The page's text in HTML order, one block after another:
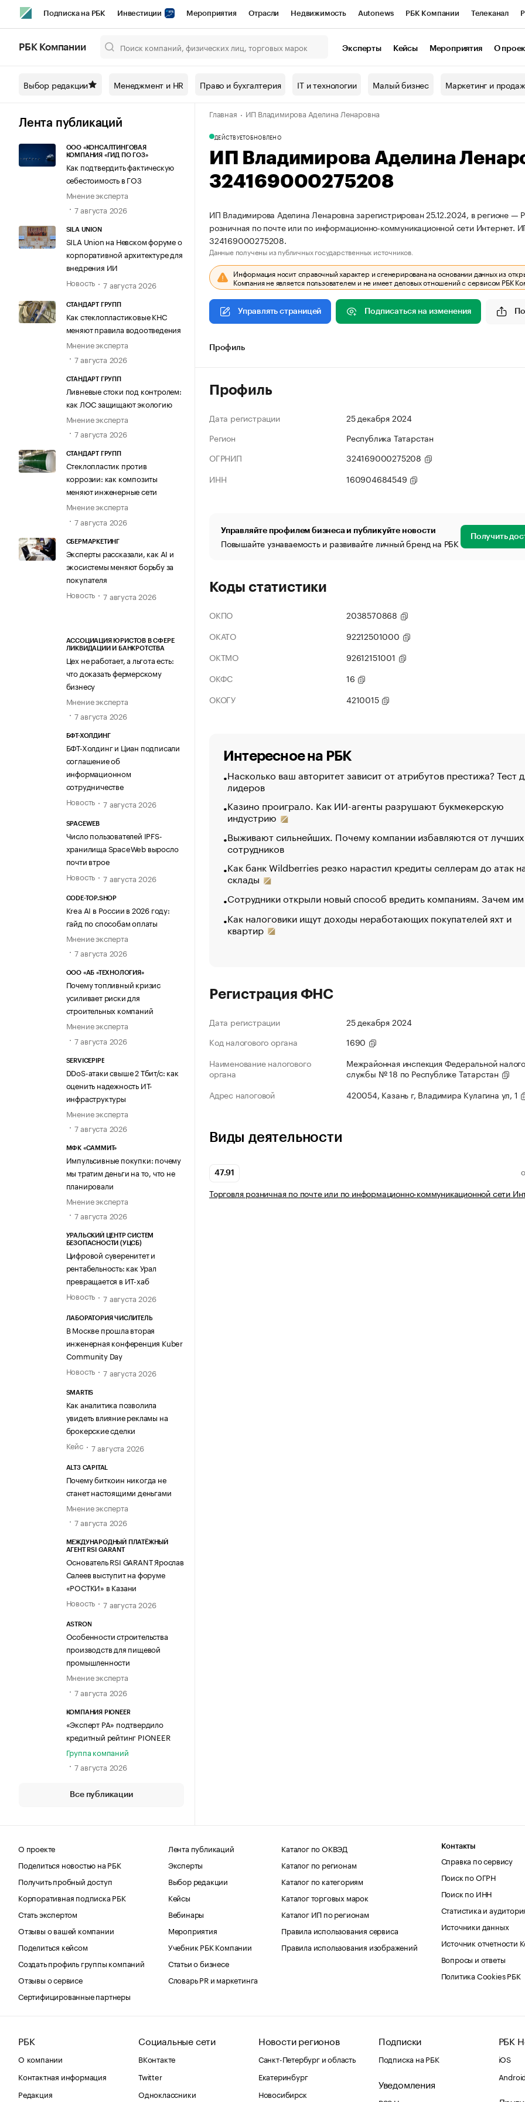
Подписка на РБК Инвестиции Мероприятия Отрасли Недвижимость Autonews РБК Компании Телеканал
Спецпроекты СПб Конференции СПб Спецпроекты Проверка контрагентов
Технологии и медиа Рынок наличной валюты
РБК Компании Эксперты Кейсы Мероприятия О
Выбор редакции Менеджмент и HR Право и бухгалтерия IT и технологии Малый бизнес Маркетинг и
Лента публикаций
ООО «КОНСАЛТИНГОВАЯ
КОМПАНИЯ «ГИД ПО ГОЗ»
Как подтвердить фактическую
себестоимость в ГОЗ
Мнение эксперта
7 августа 2026
SILA UNION
SILA Union на Невском форуме о
корпоративной архитектуре для
внедрения ИИ
Новость
7 августа 2026
СТАНДАРТ ГРУПП
Как стеклопластиковые КНС
меняют правила водоотведения
Мнение эксперта
7 августа 2026
СТАНДАРТ ГРУПП
Ливневые стоки под контролем:
как ЛОС защищают экологию
Мнение эксперта
7 августа 2026
СТАНДАРТ ГРУПП
Стеклопластик против
коррозии: как композиты
меняют инженерные сети
Мнение эксперта
7 августа 2026
СБЕРМАРКЕТИНГ
Эксперты рассказали, как AI и
экосистемы меняют борьбу за
покупателя
Новость
7 августа 2026
АССОЦИАЦИЯ ЮРИСТОВ В СФЕРЕ
ЛИКВИДАЦИИ И БАНКРОТСТВА
Цех не работает, а льгота есть:
что доказать фермерскому
бизнесу
Мнение эксперта
7 августа 2026
БФТ-ХОЛДИНГ
БФТ-Холдинг и Циан подписали
соглашение об
информационном
сотрудничестве
Новость
7 августа 2026
SPACEWEB
Число пользователей IPFS-
хранилища SpaceWeb выросло
почти втрое
Новость
7 августа 2026
CODE-TOP.SHOP
Krea AI в России в 2026 году:
гайд по способам оплаты
Мнение эксперта
7 августа 2026
ООО «АБ «ТЕХНОЛОГИЯ»
Почему топливный кризис
усиливает риски для
строительных компаний
Мнение эксперта
7 августа 2026
SERVICEPIPE
DDoS-атаки свыше 2 Тбит/с: как
оценить надежность ИТ-
инфраструктуры
Мнение эксперта
7 августа 2026
МФК «САММИТ»
Импульсивные покупки: почему
мы тратим деньги на то, что не
планировали
Мнение эксперта
7 августа 2026
УРАЛЬСКИЙ ЦЕНТР СИСТЕМ
БЕЗОПАСНОСТИ (УЦСБ)
Цифровой суверенитет и
рентабельность: как Урал
превращается в ИТ-хаб
Новость
7 августа 2026
ЛАБОРАТОРИЯ ЧИСЛИТЕЛЬ
В Москве прошла вторая
инженерная конференция Kuber
Community Day
Новость
7 августа 2026
SMARTIS
Как аналитика позволила
увидеть влияние рекламы на
брокерские сделки
Кейс
7 августа 2026
ALT3 CAPITAL
Почему биткоин никогда не
станет настоящими деньгами
Мнение эксперта
7 августа 2026
МЕЖДУНАРОДНЫЙ ПЛАТЁЖНЫЙ
АГЕНТ RSI GARANT
Основатель RSI GARANT Ярослав
Салеев выступит на форуме
«РОСТКИ» в Казани
Новость
7 августа 2026
ASTRON
Особенности строительства
производств для пищевой
промышленности
Мнение эксперта
7 августа 2026
КОМПАНИЯ PIONEER
«Эксперт РА» подтвердило
кредитный рейтинг PIONEER
Группа компаний
7 августа 2026
Все публикации
Главная ИП Владимирова Аделина Ленаровна
ДЕЙСТВУЕТОБНОВЛЕНО
ИП Владимирова Аделина
324169000275208
ИП Владимирова Аделина Ленаровна зарегистрирован 25.12.2024, в регионе —
розничная по почте или по информационно-коммуникационной сети
324169000275208.
Данные получены из публичных государственных источников.
Информация носит справочный характер и сгенерирована на основании данных из
Компания не является пользователем и не имеет деловых отношений с сервисом РБК
Управлять страницей Подписаться на изменения
Профиль
Профиль
Дата регистрации
25 декабря 2024
Регион
Республика Татарстан
ОГРНИП
324169000275208
ИНН
160904684549
Управляйте профилем бизнеса и публикуйте новости
Повышайте узнаваемость и развивайте личный бренд на РБК Получить
Коды статистики
ОКПО
2038570868
ОКАТО
92212501000
ОКТМО
92612151001
ОКФС
16
ОКОГУ
4210015
Интересное на РБК
Насколько ваш авторитет зависит от атрибутов престижа? Тест
лидеров
Казино проиграло. Как ИИ-агенты разрушают букмекерскую
индустрию
Выживают сильнейших. Почему компании избавляются от лучших
сотрудников
Как банк Wildberries резко нарастил кредиты селлерам до атак
склады
Сотрудники открыли новый способ вредить компаниям. Зачем
Как налоговики ищут доходы неработающих покупателей яхт и
квартир
Регистрация ФНС
Дата регистрации
25 декабря 2024
Код налогового органа
1690
Наименование налогового
органа
Межрайонная инспекция Федеральной
службы № 18 по Республике Татарстан
Адрес налоговой
420054, Казань г, Владимира Кулагина ул, 1
Виды деятельности
47.91
Торговля розничная по почте или по информационно-коммуникационной сети
О проекте
Поделиться новостью на РБК
Получить пробный доступ
Корпоративная подписка РБК
Стать экспертом
Отзывы о вашей компании
Поделиться кейсом
Создать профиль группы компаний
Отзывы о сервисе
Сертифицированные партнеры
Лента публикаций
Эксперты
Выбор редакции
Кейсы
Вебинары
Мероприятия
Учебник РБК Компании
Статьи о бизнесе
Словарь PR и маркетинга
Каталог по ОКВЭД
Каталог по регионам
Каталог по категориям
Каталог торговых марок
Каталог ИП по регионам
Правила использования сервиса
Правила использования изображений
Контакты
Справка по сервису
Поиск по ОГРН
Поиск по ИНН
Статистика и
Источники данных
Источник отчетности
Вопросы и ответы
Политика Cookies РБК
РБК
О компании
Контактная информация
Редакция
Социальные сети
ВКонтакте
Twitter
Одноклассники
Новости регионов
Санкт-Петербург и область
Екатеринбург
Новосибирск
Подписки
Подписка на РБК
Уведомления
РБК
iOS